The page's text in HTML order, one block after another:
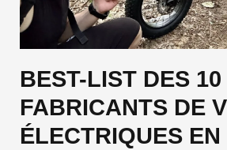
BEST-LIST DES
FABRICANTS DE
ÉLECTRIQUES EN